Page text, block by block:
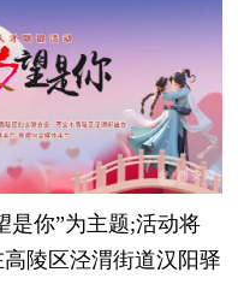
你”为主题;活动将
高陵区泾渭街道汉阳驿